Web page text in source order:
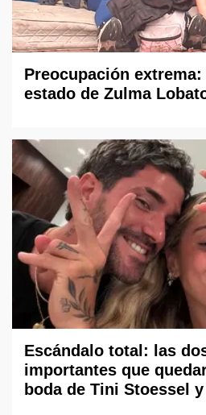
Preocupación
estado de Zulma
Escándalo total: las
importantes que
boda de Tini Stoessel